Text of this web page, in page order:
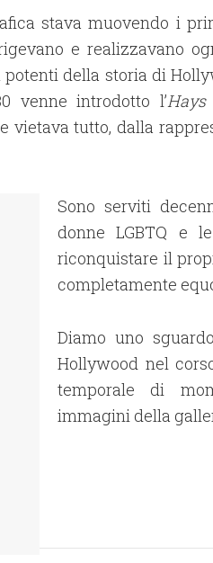
stava muovendo i
e realizzavano
della storia di
venne introdotto l’Hays
vietava tutto, dalla
Sono serviti
donne LGBTQ e
riconquistare il
completamente
Diamo uno
Hollywood nel
temporale di
immagini della